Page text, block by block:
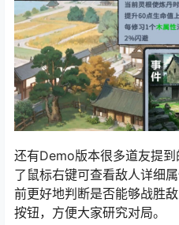
还有Demo版本很多道友提
了鼠标右键可查看敌人详细
前更好地判断是否能够战胜
按钮，方便大家研究对局。